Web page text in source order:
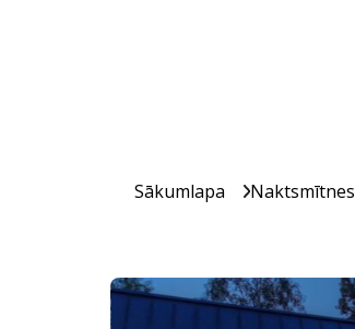
Sākumlapa Naktsmītnes